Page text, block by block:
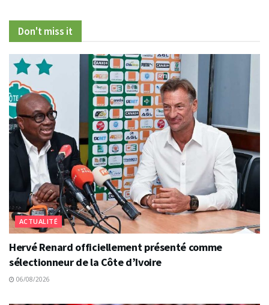
Don't miss it
ACTUALITÉ
Hervé Renard officiellement présenté comme
sélectionneur de la Côte d’Ivoire
06/08/2026